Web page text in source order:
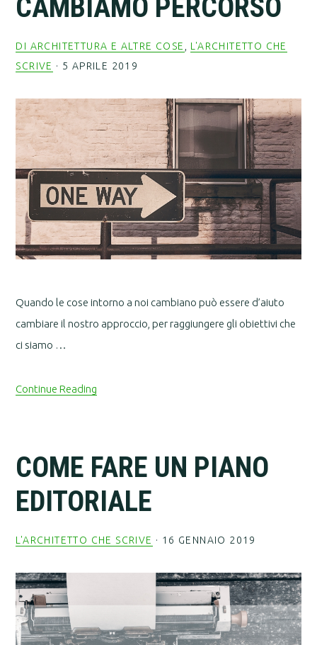
CAMBIAMO PERCORSO
DI ARCHITETTURA E ALTRE COSE
L'ARCHITETTO CHE
SCRIVE · 5 APRILE 2019
Quando le cose intorno a noi cambiano può essere d’aiuto
cambiare il nostro approccio, per raggiungere gli obiettivi che
ci siamo …
Continue Reading
COME FARE UN PIANO
EDITORIALE
L'ARCHITETTO CHE SCRIVE · 16 GENNAIO 2019